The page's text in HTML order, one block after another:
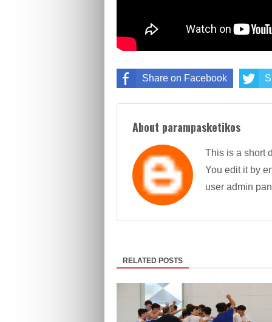
Share on Facebook
About parampasketikos
This is a short
You edit it by
user admin
RELATED POSTS